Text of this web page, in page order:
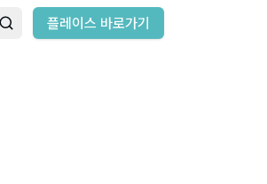
플레이스 바로가기